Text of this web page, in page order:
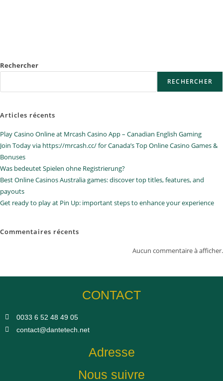
Rechercher
RECHERCHER
Articles récents
Play Casino Online at Mrcash Casino App – Canadian English Gaming
Join Today via https://mrcash.cc/ for Canada’s Top Online Casino Games &
Bonuses
Was bedeutet Spielen ohne Registrierung?
Best Online Casinos Australia games: discover top titles, features, and
payouts
Get ready to play at Pin Up: important steps to enhance your experience
Commentaires récents
Aucun commentaire à afficher.
CONTACT
0033 6 52 48 49 05​
contact@dantetech.net
Adresse
Nous suivre